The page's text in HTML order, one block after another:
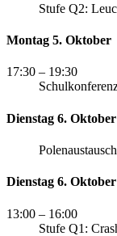
Stufe Q2:
Montag 5. Oktober
17:30 – 19:30
Dienstag 6.
Dienstag 6. Oktober
13:00 – 16:00
Stufe Q1: